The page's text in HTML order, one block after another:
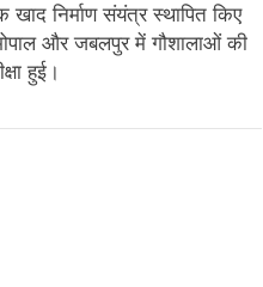
निर्माण संयंत्र स्थापित किए
और जबलपुर में गौशालाओं की
हुई।